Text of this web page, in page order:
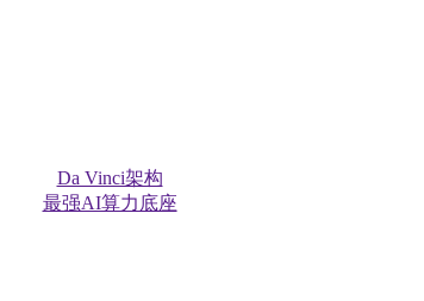
Da Vinci架构
最强AI算力底座